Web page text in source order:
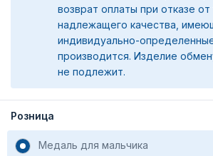
возврат оплаты при отказе от
надлежащего качества,
индивидуально-
производится. Изделие
не подлежит.
Розница
Медаль для мальчика